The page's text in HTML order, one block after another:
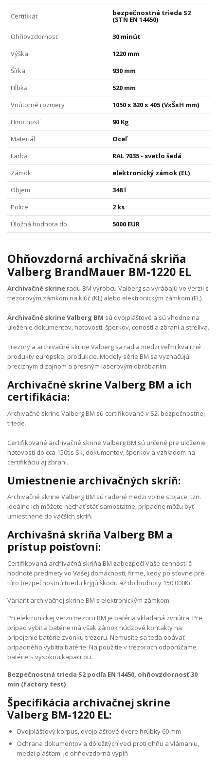
Certifikát bezpečnostná trieda S2
(STN EN 14450)
Ohňovzdornosť
30 minút
Výška
1220 mm
Šírka
930 mm
Hĺbka
520 mm
Vnútorné rozmery
1050 x 820 x 405 (VxŠxH mm)
Hmotnosť
90 Kg
Materiál
Oceľ
Farba
RAL 7035 - svetlo šedá
Zámok
elektronický zámok (EL)
Objem
348 l
Police
2 ks
Úložná hodnota do
5000 EUR
Ohňovzdorná archivačná skriňa
Valberg BrandMauer BM-1220 EL
Archivačné skrine radu BM výrobcu Valberg sa vyrábajú vo verzii s
trezorovým zámkom na kľúč (KL) alebo elektronickým zámkom (EL).
Archivačné skrine Valberg BM sú dvojpláštové a sú vhodne na
uloženie dokumentov, hotovosti, šperkov, ceností a zbraní a streliva.
Trezory a archivačné skrine Valberg sa radia medzi veľmi kvalitné
produkty európskej produkcie. Modely série BM sa vyznačujú
precíznym dizajnom a presným laserovým obrábaním.
Archivačné skrine Valberg BM a ich
certifikácia:
Archivačné skrine Valberg BM sú certifikované v S2. bezpečnostnej
triede.
Certifikované archivačné skrine Valberg BM sú určené pre uloženie
hotovosti do cca 150tis Sk, dokumentov, šperkov a vzhľadom na
certifikáciu aj zbraní.
Umiestnenie archivačných skríň:
Archivačné skrine Valberg BM sú radené medzi voľne stojace, tzn.
ideálne ich môžete nechať stáť samostatne, prípadne môžu byť
umiestnené do väčších skríň.
Archivašná skriňa Valberg BM a
prístup poisťovní:
Certifikovaná archivačná skriňa BM zabezpečí Vaše cennosti či
hodnoté predmety vo Vašej domácnosti, firme, kedy poisťovne pre
túto bezpečnostnú triedu kryjú škodu až do hodnoty 150.000Kč
Variant archivačnej skrine BM s elektronickým zámkom:
Pri elektronickej verzii trezoru BM je batéria vkladaná zvnútra. Pre
prípad vybitia batérie má však zámok núdzové kontakty na
pripojenie batérie zvonku trezoru. Nemusíte sa teda obávať
prípadného vybitia batérie. Na použitie v trezoroch odporúčame
batérie s vysokou kapacitou.
Bezpečnostná trieda S2 podľa EN 14450, ohňovzdornosť 30
min (factory test)
Špecifikácia archivačnej skrine
Valberg BM-1220 EL:
Dvojplášťový korpus, dvojplášťové dvere hrúbky 60 mm
Ochrana dokumentov a dôležitých vecí proti ohňu a vlámaniu,
medzi plášťami je ohňovzdorná výplň